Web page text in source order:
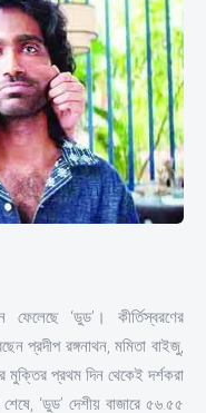
‘ডুড’। কীর্তিস্বরণের
প্রদীপ রঙ্গনাথন, মমিতা বাইজু,
মুক্তির প্রথম দিন থেকেই দর্শকরা
‘ডুড’ দেশীয় বাজারে ৫৬.৫৫